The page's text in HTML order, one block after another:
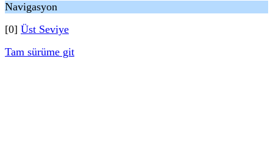
Navigasyon
[0] Üst Seviye
Tam sürüme git